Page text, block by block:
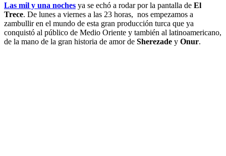
Las mil y una noches ya se echó a rodar por la pantalla de El
Trece. De lunes a viernes a las 23 horas, nos empezamos a
zambullir en el mundo de esta gran producción turca que ya
conquistó al público de Medio Oriente y también al latinoamericano,
de la mano de la gran historia de amor de Sherezade y Onur.